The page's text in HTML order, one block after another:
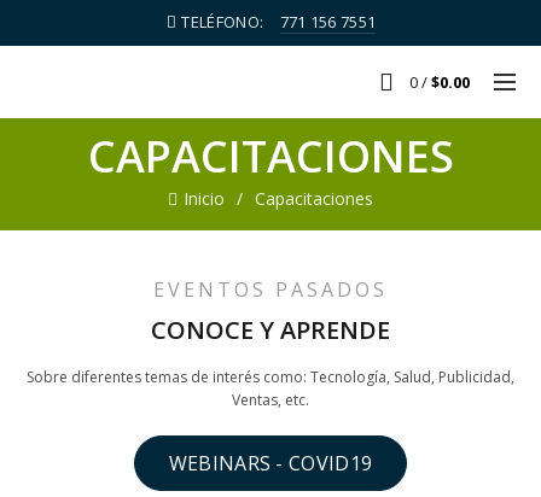
TELÉFONO: 771 156 7551
0/$0.00
CAPACITACIONES
Inicio Capacitaciones
EVENTOS PASADOS
CONOCE Y APRENDE
Sobre diferentes temas de interés como: Tecnología, Salud, Publicidad,
Ventas, etc.
WEBINARS - COVID19